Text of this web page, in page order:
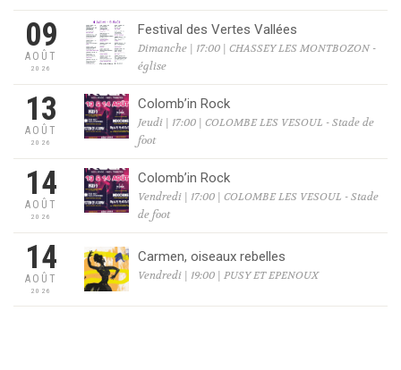
09
AOÛT
2026
Festival des Vertes Vallées
Dimanche | 17:00 | CHASSEY LES MONTBOZON -
église
13
AOÛT
2026
Colomb’in Rock
Jeudi | 17:00 | COLOMBE LES VESOUL - Stade de
foot
14
AOÛT
2026
Colomb’in Rock
Vendredi | 17:00 | COLOMBE LES VESOUL - Stade
de foot
14
AOÛT
2026
Carmen, oiseaux rebelles
Vendredi | 19:00 | PUSY ET EPENOUX